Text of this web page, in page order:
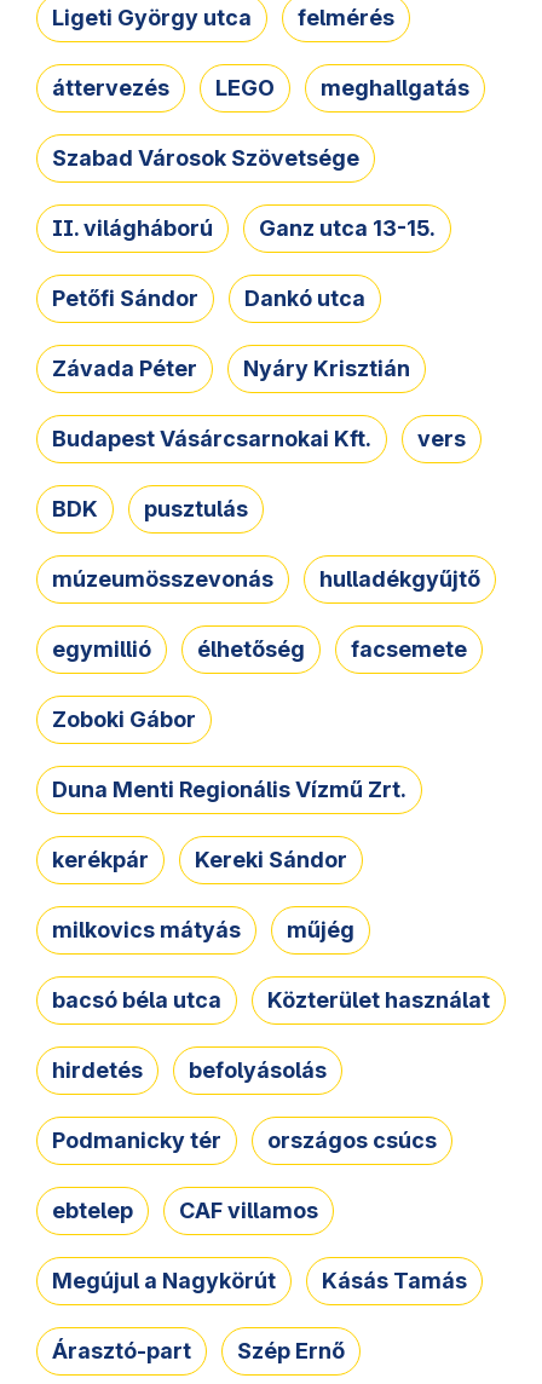
Ligeti György utca felmérés
áttervezés LEGO meghallgatás
Szabad Városok Szövetsége
II. világháború Ganz utca 13-15.
Petőfi Sándor Dankó utca
Závada Péter Nyáry Krisztián
Budapest Vásárcsarnokai Kft. vers
BDK pusztulás
múzeumösszevonás hulladékgyűjtő
egymillió élhetőség facsemete
Zoboki Gábor
Duna Menti Regionális Vízmű Zrt.
kerékpár Kereki Sándor
milkovics mátyás műjég
bacsó béla utca Közterület használat
hirdetés befolyásolás
Podmanicky tér országos csúcs
ebtelep CAF villamos
Megújul a Nagykörút Kásás Tamás
Árasztó-part Szép Ernő